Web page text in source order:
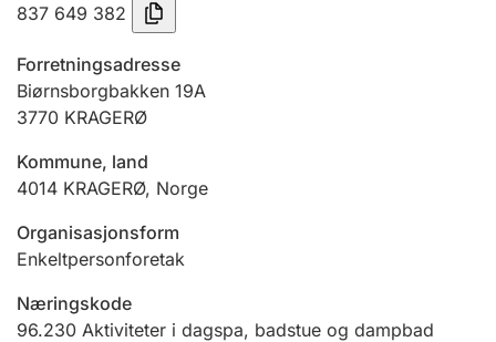
Jeger
Ektepaktveileder
Offentlig sektor
837 649 382
Forretningsadresse
Biørnsborgbakken 19A
3770 KRAGERØ
Kommune, land
4014 KRAGERØ, Norge
Organisasjonsform
Enkeltpersonforetak
Næringskode
96.230 Aktiviteter i dagspa, badstue og dampbad